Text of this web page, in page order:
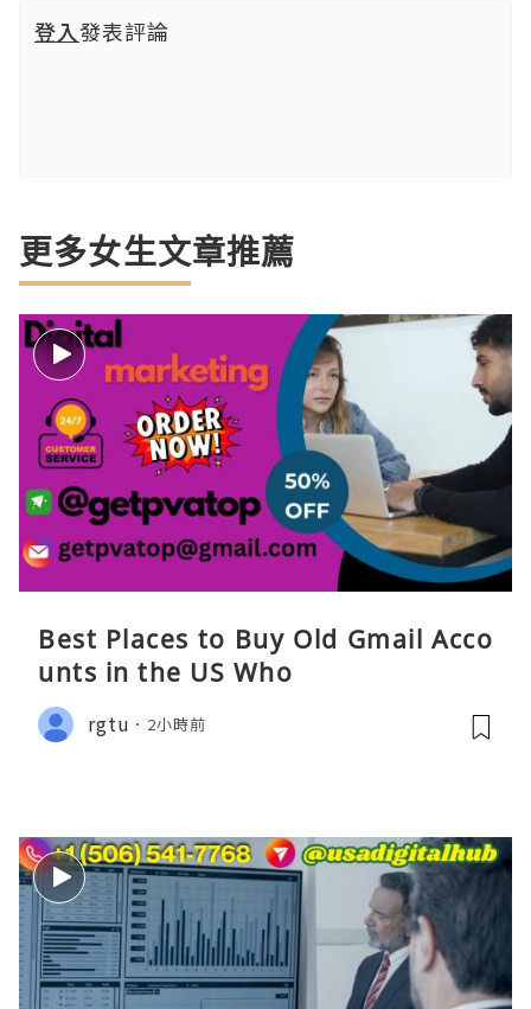
登入發表評論
更多女生文章推薦
Best Places to Buy Old Gmail Acco
unts in the US Who
rgtu 2小時前